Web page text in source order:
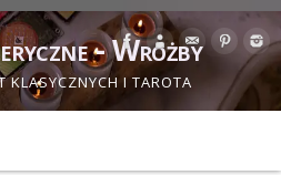
- Wróżby
KLASYCZNYCH I TAROTA